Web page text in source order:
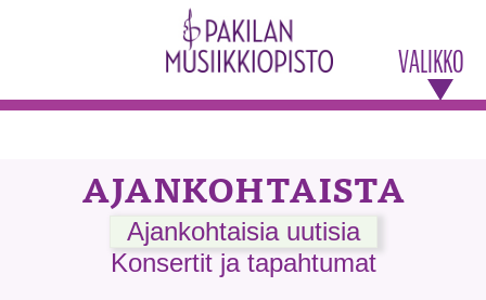
VALIKKO
AJANKOHTAISTA
Ajankohtaisia uutisia
Konsertit ja tapahtumat